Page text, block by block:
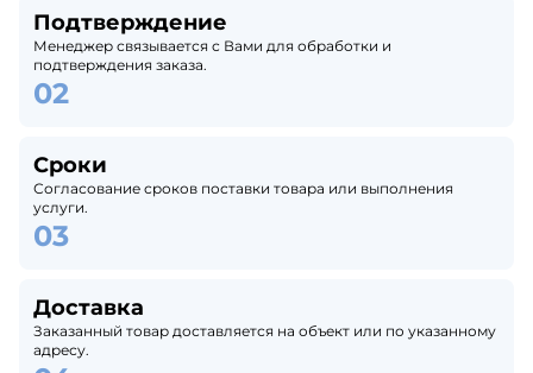
Подтверждение
Менеджер связывается с Вами для обработки и
подтверждения заказа.
Сроки
Согласование сроков поставки товара или выполнения
услуги.
Доставка
Заказанный товар доставляется на объект или по указанному
адресу.